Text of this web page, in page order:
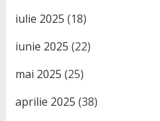
iulie 2025 (18)
iunie 2025 (22)
mai 2025 (25)
aprilie 2025 (38)